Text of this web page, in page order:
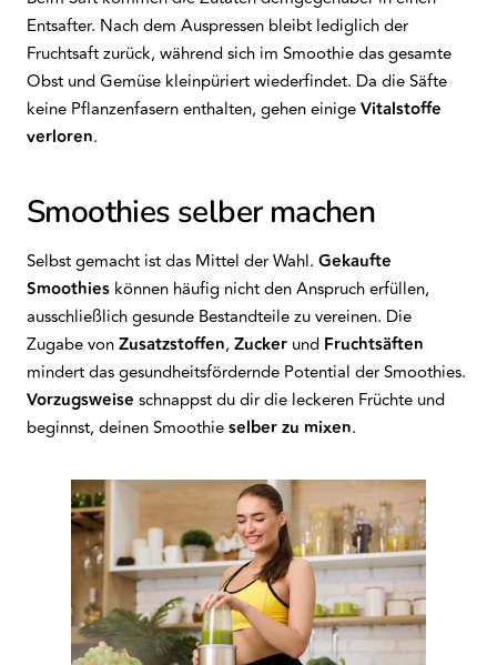
Entsafter. Nach dem Auspressen bleibt lediglich der
Fruchtsaft zurück, während sich im Smoothie das gesamte
Obst und Gemüse kleinpüriert wiederfindet. Da die Säfte
keine Pflanzenfasern enthalten, gehen einigeVitalstoffe
verloren.
Smoothies selber machen
Selbst gemacht ist das Mittel der Wahl. Gekaufte
Smoothies können häufig nicht den Anspruch erfüllen,
ausschließlich gesunde Bestandteile zu vereinen. Die
Zugabe vonZusatzstoffen, Zucker und Fruchtsäften
mindert das gesundheitsfördernde Potential der Smoothies.
Vorzugsweise schnappst du dir die leckeren Früchte und
beginnst, deinen Smoothieselber zu mixen.